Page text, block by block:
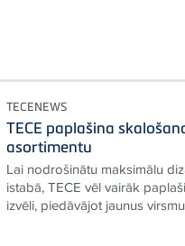
TECENEWS
TECE paplašina
asortimentu
Lai nodrošinātu maksimālu
istabā, TECE vēl vairāk
izvēli, piedāvājot jaunus